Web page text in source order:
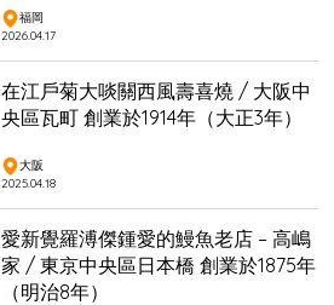
福岡
2026.04.17
在江戶菊大啖關西風壽喜燒 / 大阪中
央區瓦町 創業於1914年（大正3年）
大阪
2025.04.18
愛新覺羅溥傑鍾愛的鰻魚老店 – 高嶋
家 / 東京中央區日本橋 創業於1875年
（明治8年）